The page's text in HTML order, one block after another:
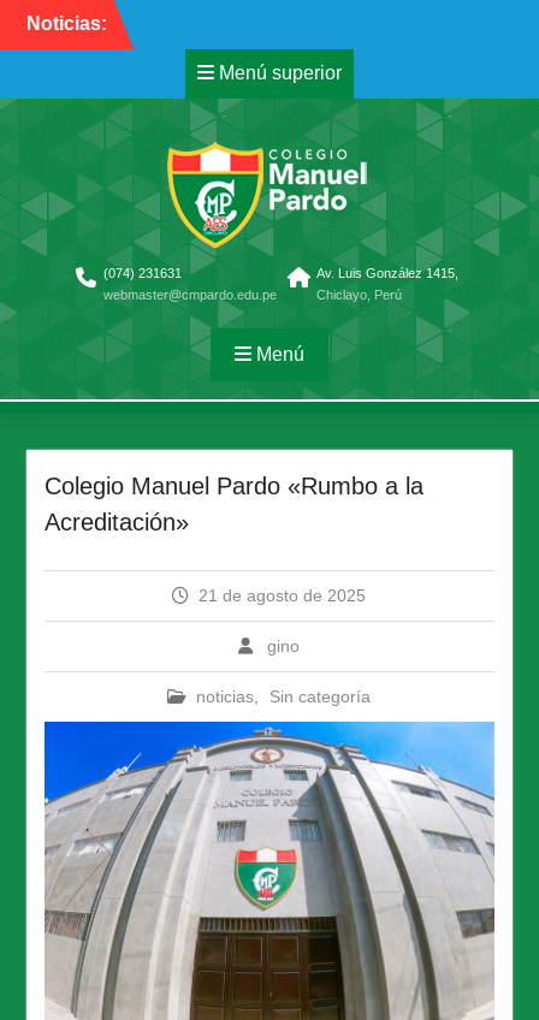
Noticias:
RELIGIÓN- FILOSOFÍA-
PSICOLOGÍA.
CONVOCATORIA
DOCENTE 2026
DISPOSICIONES PARA LA
REPROGRAMACIÓN
EXCEPCIONAL DE LA
CALENDARIZACIÓN DEL
AÑO ESCOLAR 2026
Menú superior
(074) 231631
webmaster@cmpardo.edu.pe
Av. Luis González 1415,
Chiclayo, Perú
Menú
Colegio Manuel Pardo «Rumbo a la
Acreditación»
21 de agosto de 2025
gino
noticias Sin categoría